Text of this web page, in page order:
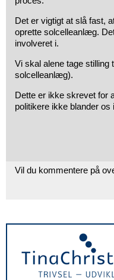
Det er vigtigt at slå fast,
oprette solcelleanlæg.
involveret i.
Vi skal alene tage
solcelleanlæg).
Dette er ikke skrevet for
politikere ikke blander os
Vil du kommentere på